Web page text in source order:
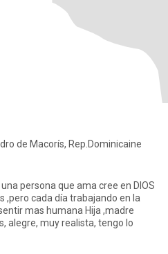
de Macorís, Rep.Dominicaine
,pero cada día trabajando en la
Hija ,madre
,Hermana,amiga de los amigos, alegre, muy realista, tengo lo